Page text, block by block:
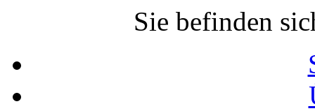
Sie befinden